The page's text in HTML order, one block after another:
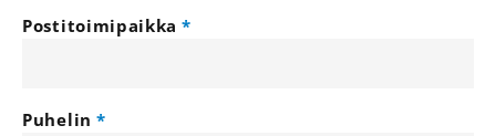
Postitoimipaikka
Puhelin